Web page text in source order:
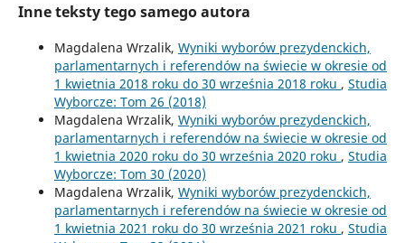
Inne teksty tego samego autora
Magdalena Wrzalik, Wyniki wyborów prezydenckich,
parlamentarnych i referendów na świecie w okresie od
1 kwietnia 2018 roku do 30 września 2018 roku , Studia
Wyborcze: Tom 26 (2018)
Magdalena Wrzalik, Wyniki wyborów prezydenckich,
parlamentarnych i referendów na świecie w okresie od
1 kwietnia 2020 roku do 30 września 2020 roku , Studia
Wyborcze: Tom 30 (2020)
Magdalena Wrzalik, Wyniki wyborów prezydenckich,
parlamentarnych i referendów na świecie w okresie od
1 kwietnia 2021 roku do 30 września 2021 roku , Studia